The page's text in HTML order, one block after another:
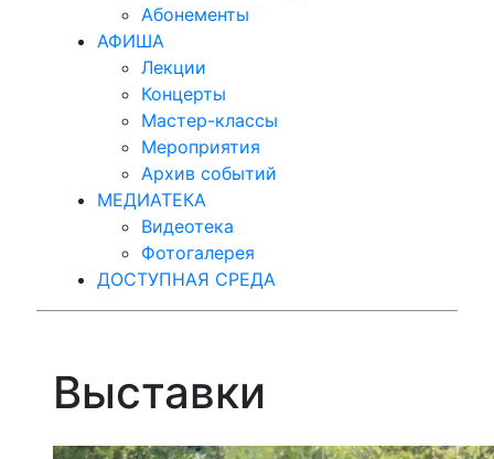
Абонементы
АФИША
Лекции
Концерты
Мастер-классы
Мероприятия
Архив событий
МЕДИАТЕКА
Видеотека
Фотогалерея
ДОСТУПНАЯ СРЕДА
Выставки